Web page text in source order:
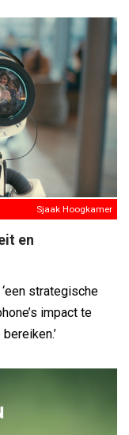
Sjaak Hoogkamer
en
strategische
impact te